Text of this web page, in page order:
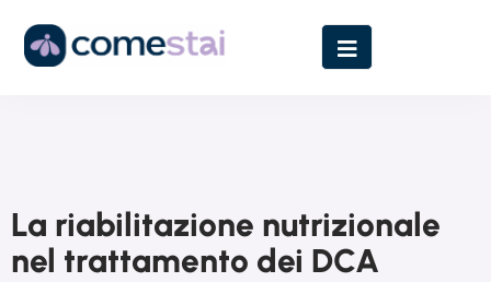
La riabilitazione nutrizionale
nel trattamento dei DCA